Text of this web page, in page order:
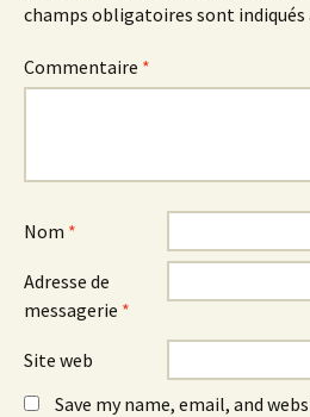
champs obligatoires sont indiqués
Commentaire *
Nom *
Adresse de
messagerie *
Site web
Save my name, email, and